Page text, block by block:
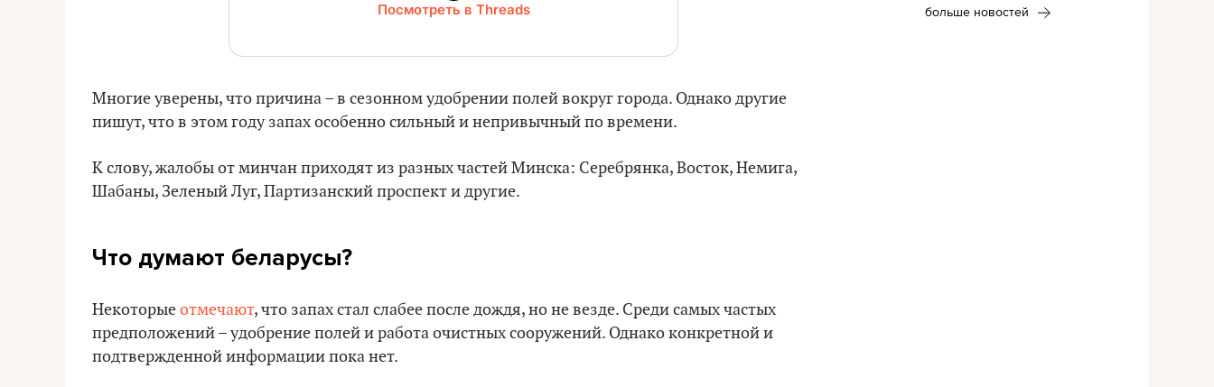
Посмотреть в Threads
Многие уверены, что причина – в сезонном удобрении полей вокруг города. Однако другие
пишут, что в этом году запах особенно сильный и непривычный по времени.
К слову, жалобы от минчан приходят из разных частей Минска: Серебрянка, Восток, Немига,
Шабаны, Зеленый Луг, Партизанский проспект и другие.
Что думают беларусы?
Некоторыеотмечают, что запах стал слабее после дождя, но не везде. Среди самых частых
предположений – удобрение полей и работа очистных сооружений. Однако конкретной и
подтвержденной информации пока нет.
больше новостей